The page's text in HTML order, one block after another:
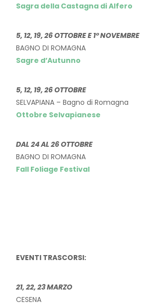
Sagra della Castagna di Alfero
5, 12, 19, 26 OTTOBRE E 1° NOVEMBRE
BAGNO DI ROMAGNA
Sagre d’Autunno
5, 12, 19, 26 OTTOBRE
SELVAPIANA – Bagno di Romagna
Ottobre Selvapianese
DAL 24 AL 26 OTTOBRE
BAGNO DI ROMAGNA
Fall Foliage Festival
EVENTI TRASCORSI:
21, 22, 23 MARZO
CESENA